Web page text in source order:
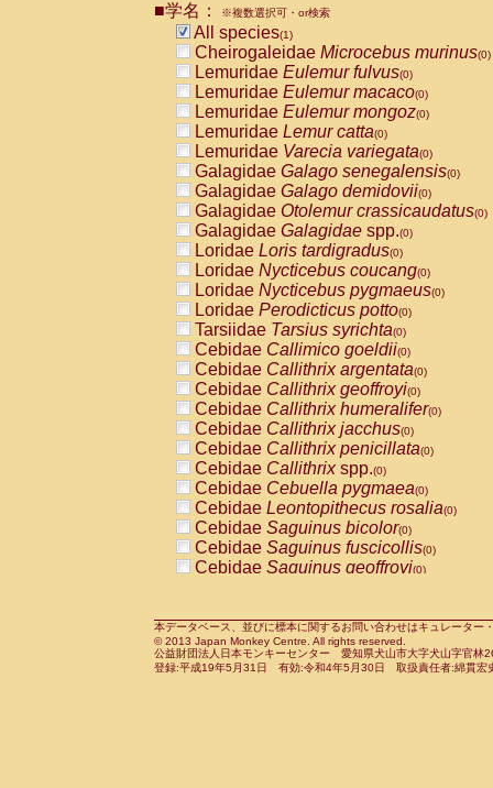
CebidaeCebus nigrivittatus
CebidaeCebus
CebidaeSaimiri boliviensis(0)
CebidaeSaimiri sciureus(0)
AtelidaeAlouatta caraya(0)
AtelidaeAlouatta fusca(0)
AtelidaeAlouatta seniculus
AtelidaeAlouattaspp.(0)
AtelidaeAteles belzebuth(0)
AtelidaeAteles geoffroyi(0)
AtelidaeAteles paniscus(0)
AtelidaeAtelesspp.(0)
Atelidae Lagothrix lagothricha
AtelidaeLagothrix lagothricha cana
PitheciidaeCacajao calvus
PitheciidaeCallicebus cupreus
PitheciidaeCallicebus donacophilus
PitheciidaeCallicebus moloch
PitheciidaeCallicebus torquatus
PitheciidaeCallicebusspp.(0)
PitheciidaeChiropotes satanas(0)
PitheciidaePithecia monachus
PitheciidaePithecia pithecia(0)
CercopithecidaeCercocebus agilis
CercopithecidaeCercocebus
CercopithecidaeCercocebus
CercopithecidaeCercocebus
CercopithecidaeCercocebus
CercopithecidaeCercocebushybrid
CercopithecidaePapio anubis(0)
CercopithecidaePapio cynocephalus
CercopithecidaePapio hamadryas(0)
■学名： ※複数選択可・or検索
All species(1)
Cheirogaleidae Microcebus murinus(0)
Lemuridae Eulemur fulvus(0)
Lemuridae Eulemur macaco(0)
Lemuridae Eulemur mongoz(0)
Lemuridae Lemur catta(0)
Lemuridae Varecia variegata(0)
Galagidae Galago senegalensis(0)
Galagidae Galago demidovii(0)
Galagidae Otolemur crassicaudatus(0)
Galagidae Galagidae spp.(0)
Loridae Loris tardigradus(0)
Loridae Nycticebus coucang(0)
Loridae Nycticebus pygmaeus(0)
Loridae Perodicticus potto(0)
Tarsiidae Tarsius syrichta(0)
Cebidae Callimico goeldii(0)
Cebidae Callithrix argentata(0)
Cebidae Callithrix geoffroyi(0)
Cebidae Callithrix humeralifer(0)
Cebidae Callithrix jacchus(0)
Cebidae Callithrix penicillata(0)
Cebidae Callithrixspp.(0)
Cebidae Cebuella pygmaea(0)
Cebidae Leontopithecus rosalia(0)
Cebidae Saguinus bicolor(0)
Cebidae Saguinus fuscicollis(0)
Cebidae Saguinus geoffroyi(0)
CebidaeSaguinus leucopus(0)
CebidaeSaguinus midas(0)
Cebidae Saguinus mystax(0)
本データベース、並びに標本に関するお問い合わせはキュレータ
© 2013 Japan Monkey Centre. All rights reserved.
公益財団法人日本モンキーセンター 愛知県犬山市大字犬山字官
登録:平成19年5月31日 有効:令和4年5月30日 取扱責任者:綿貫宏